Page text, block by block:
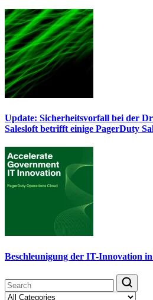
Update: Sicherheitsvorfall bei der
Salesloft betrifft einige PagerDuty
Beschleunigung der IT-Innovation